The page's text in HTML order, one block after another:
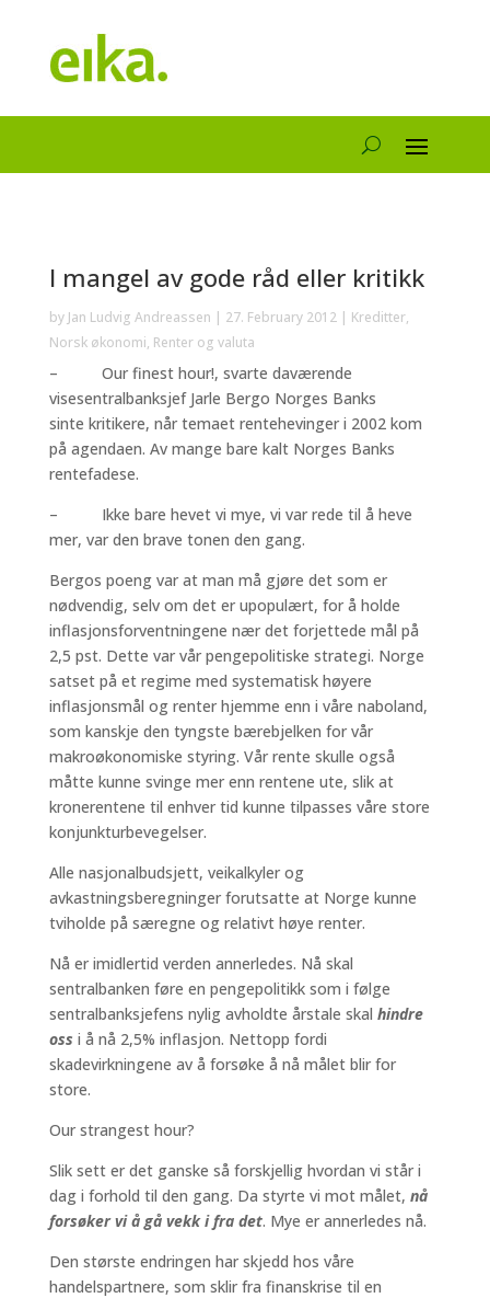
I mangel av gode råd eller kritikk
by Jan Ludvig Andreassen | 27. February 2012| Kreditter,
Norsk økonomi, Renter og valuta
– Our finest hour!, svarte daværende
visesentralbanksjef Jarle Bergo Norges Banks
sinte kritikere, når temaet rentehevinger i 2002 kom
på agendaen. Av mange bare kalt Norges Banks
rentefadese.
– Ikke bare hevet vi mye, vi var rede til å heve
mer, var den brave tonen den gang.
Bergos poeng var at man må gjøre det som er
nødvendig, selv om det er upopulært, for å holde
inflasjonsforventningene nær det forjettede mål på
2,5 pst. Dette var vår pengepolitiske strategi. Norge
satset på et regime med systematisk høyere
inflasjonsmål og renter hjemme enn i våre naboland,
som kanskje den tyngste bærebjelken for vår
makroøkonomiske styring. Vår rente skulle også
måtte kunne svinge mer enn rentene ute, slik at
kronerentene til enhver tid kunne tilpasses våre store
konjunkturbevegelser.
Alle nasjonalbudsjett, veikalkyler og
avkastningsberegninger forutsatte at Norge kunne
tviholde på særegne og relativt høye renter.
Nå er imidlertid verden annerledes. Nå skal
sentralbanken føre en pengepolitikk som i følge
sentralbanksjefens nylig avholdte årstale skal hindre
oss i å nå 2,5% inflasjon. Nettopp fordi
skadevirkningene av å forsøke å nå målet blir for
store.
Our strangest hour?
Slik sett er det ganske så forskjellig hvordan vi står i
dag i forhold til den gang. Da styrte vi mot målet, nå
forsøker vi å gå vekk i fra det. Mye er annerledes nå.
Den største endringen har skjedd hos våre
handelspartnere, som sklir fra finanskrise til en